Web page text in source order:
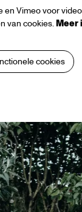
Vimeo voor
van cookies.Meer
cookies